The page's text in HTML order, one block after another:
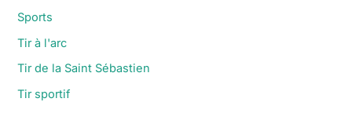
Sports
Tir à l'arc
Tir de la Saint Sébastien
Tir sportif